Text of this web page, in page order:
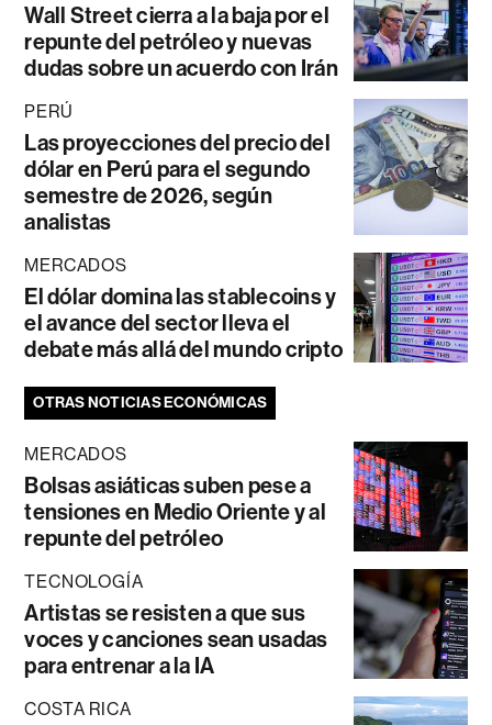
Wall Street cierra a la baja por el
repunte del petróleo y nuevas
dudas sobre un acuerdo con Irán
PERÚ
Las proyecciones del precio del
dólar en Perú para el segundo
semestre de 2026, según
analistas
MERCADOS
El dólar domina las stablecoins y
el avance del sector lleva el
debate más allá del mundo cripto
OTRAS NOTICIAS ECONÓMICAS
MERCADOS
Bolsas asiáticas suben pese a
tensiones en Medio Oriente y al
repunte del petróleo
TECNOLOGÍA
Artistas se resisten a que sus
voces y canciones sean usadas
para entrenar a la IA
COSTA RICA